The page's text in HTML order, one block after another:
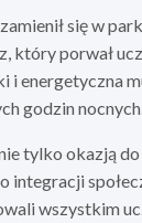
się w
który porwał
i energetyczna
godzin nocnych.
tylko okazją
integracji
wszystkim